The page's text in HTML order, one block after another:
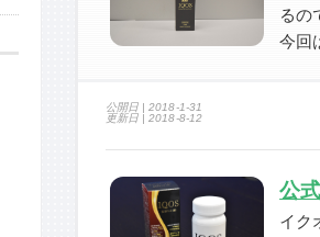
るの
今回
公開日 |2018-1-31
更新日 |2018-8-12
公
イク